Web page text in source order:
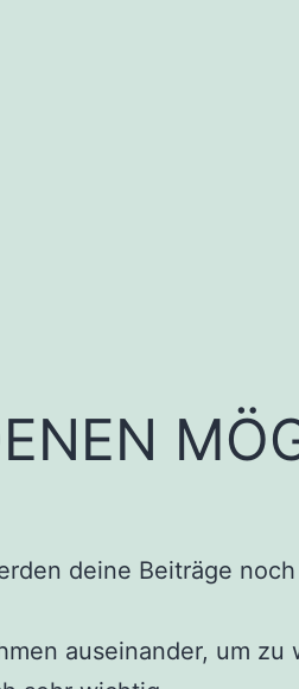
deine Beiträge
auseinander, um